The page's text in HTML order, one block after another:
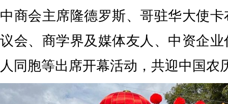
中商会主席隆德罗斯、哥驻华大使
议会、商学界及媒体友人、中资企
人同胞等出席开幕活动，共迎中国农